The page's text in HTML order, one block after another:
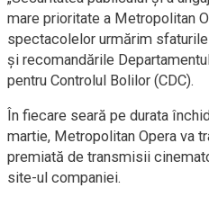
mare prioritate a Metropolitan
spectacolelor urmărim
și recomandările
pentru Controlul Bolilor (CDC).
În fiecare seară pe durata
martie, Metropolitan Opera va
premiată de transmisii
site-ul companiei.